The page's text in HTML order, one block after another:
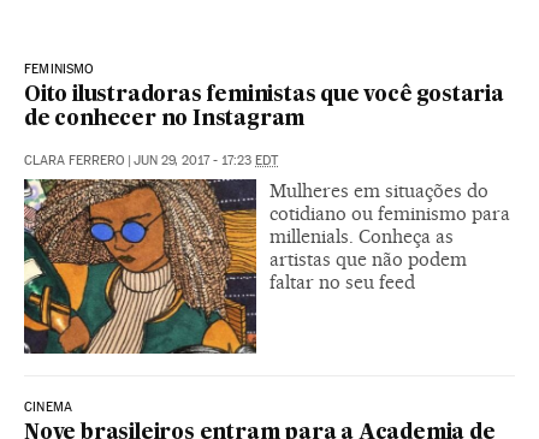
FEMINISMO
Oito ilustradoras feministas que você gostaria
de conhecer no Instagram
CLARA FERRERO | JUN 29, 2017 - 17:23 EDT
Mulheres em situações do
cotidiano ou feminismo para
millenials. Conheça as
artistas que não podem
faltar no seu feed
CINEMA
Nove brasileiros entram para a Academia de